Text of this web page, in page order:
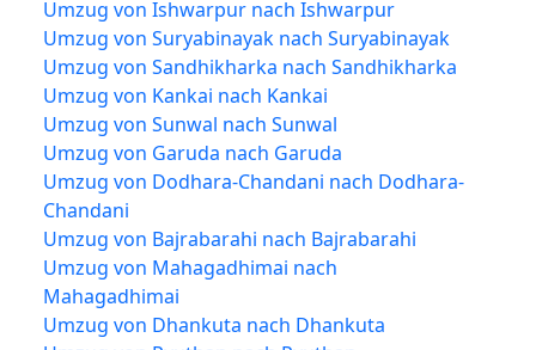
Umzug von Ishwarpur nach Ishwarpur
Umzug von Suryabinayak nach Suryabinayak
Umzug von Sandhikharka nach Sandhikharka
Umzug von Kankai nach Kankai
Umzug von Sunwal nach Sunwal
Umzug von Garuda nach Garuda
Umzug von Dodhara-Chandani nach Dodhara-
Chandani
Umzug von Bajrabarahi nach Bajrabarahi
Umzug von Mahagadhimai nach
Mahagadhimai
Umzug von Dhankuta nach Dhankuta